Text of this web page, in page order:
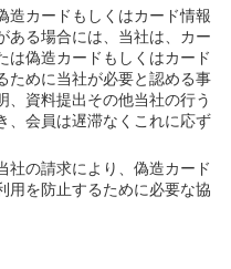
造カードもしくはカード情報
ある場合には、当社は、カー
は偽造カードもしくはカード
ために当社が必要と認める事
、資料提出その他当社の行う
、会員は遅滞なくこれに応ず
社の請求により、偽造カード
用を防止するために必要な協